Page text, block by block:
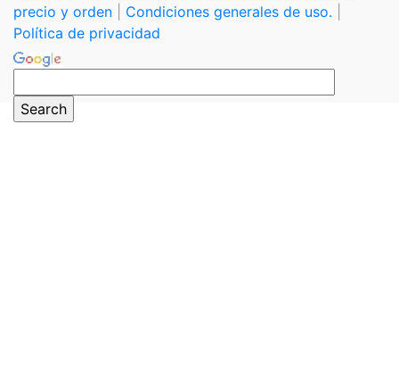
precio y orden
Condiciones generales de uso.
Política de privacidad